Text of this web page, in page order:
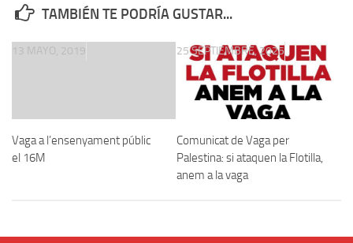
TAMBIÉN TE PODRÍA GUSTAR...
Vaga a l’ensenyament públic
el 16M
13 MAYO, 2019
Comunicat de Vaga per
Palestina: si ataquen la Flotilla,
anem a la vaga
25 SEPTIEMBRE, 2025